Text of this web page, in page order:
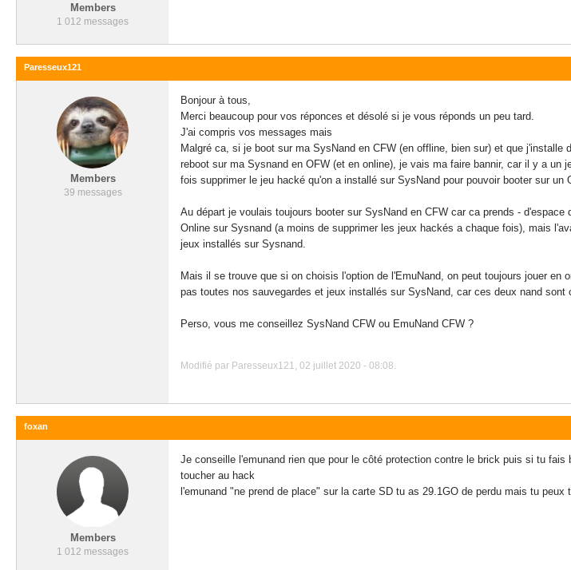
Members
1 012 messages
Paresseux121
Members
39 messages
Bonjour à tous,
Merci beaucoup pour vos réponces et désolé si je vous réponds un peu tard.
J'ai compris vos messages mais
Malgré ca, si je boot sur ma SysNand en CFW (en offline, bien sur) et que
reboot sur ma Sysnand en OFW (et en online), je vais ma faire bannir, car il y a
fois supprimer le jeu hacké qu'on a installé sur SysNand pour pouvoir booter sur un
Au départ je voulais toujours booter sur SysNand en CFW car ca prends -
Online sur Sysnand (a moins de supprimer les jeux hackés a chaque fois), mais
jeux installés sur Sysnand.
Mais il se trouve que si on choisis l'option de l'EmuNand, on peut toujours jouer
pas toutes nos sauvegardes et jeux installés sur SysNand, car ces deux nand sont
Perso, vous me conseillez SysNand CFW ou EmuNand CFW ?
Modifié par Paresseux121, 02 juillet 2020 - 08:08.
foxan
Members
1 012 messages
Je conseille l'emunand rien que pour le côté protection contre le brick puis si tu
toucher au hack
l'emunand "ne prend de place" sur la carte SD tu as 29.1GO de perdu mais tu